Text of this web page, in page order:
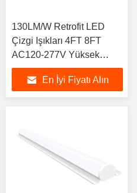
130LM/W Retrofit LED
Çizgi Işıkları 4FT 8FT
AC120-277V Yüksek
Lümensler
En İyi Fiyatı Alın